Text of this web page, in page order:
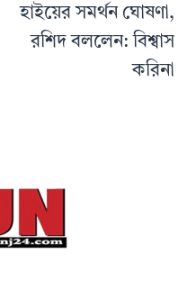
হাইয়ের সমর্থন ঘোষণা,
রশিদ বললেন: বিশ্বাস
করিনা